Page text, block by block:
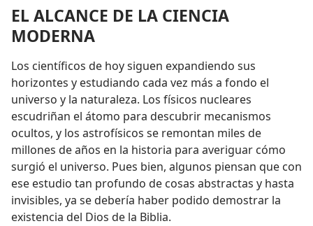
EL ALCANCE DE LA CIENCIA
MODERNA
Los científicos de hoy siguen expandiendo sus
horizontes y estudiando cada vez más a fondo el
universo y la naturaleza. Los físicos nucleares
escudriñan el átomo para descubrir mecanismos
ocultos, y los astrofísicos se remontan miles de
millones de años en la historia para averiguar cómo
surgió el universo. Pues bien, algunos piensan que con
ese estudio tan profundo de cosas abstractas y hasta
invisibles, ya se debería haber podido demostrar la
existencia del Dios de la Biblia.